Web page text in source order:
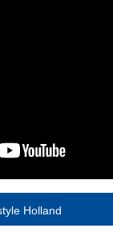
Holland